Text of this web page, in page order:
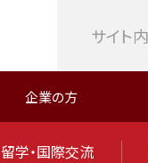
企業の方
留学・国際交流